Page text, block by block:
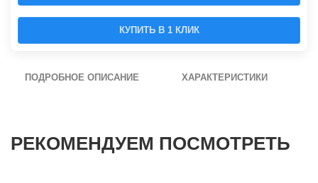
КУПИТЬ В 1 КЛИК
ПОДРОБНОЕ ОПИСАНИЕ ХАРАКТЕРИСТИКИ
РЕКОМЕНДУЕМ ПОСМОТРЕТЬ